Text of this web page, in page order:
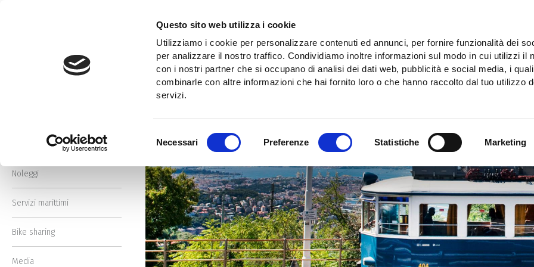
Questo sito web utilizza i cookie
Utilizziamo i cookie per personalizzare contenuti ed annunci, per fornire funzionalità dei
per analizzare il nostro traffico. Condividiamo inoltre informazioni sul modo in cui utilizzi il
con i nostri partner che si occupano di analisi dei dati web, pubblicità e social media, i
combinarle con altre informazioni che hai fornito loro o che hanno raccolto dal tuo utilizzo
servizi.
del
Necessari Preferenze Statistiche Marketing
Tram, da lunedì 17 febbraio entrata in servizio della seconda vettura: ecco gli orari aggiornati
Avvisi e infomobilità
Noleggi
Servizi marittimi
Bike sharing
Media